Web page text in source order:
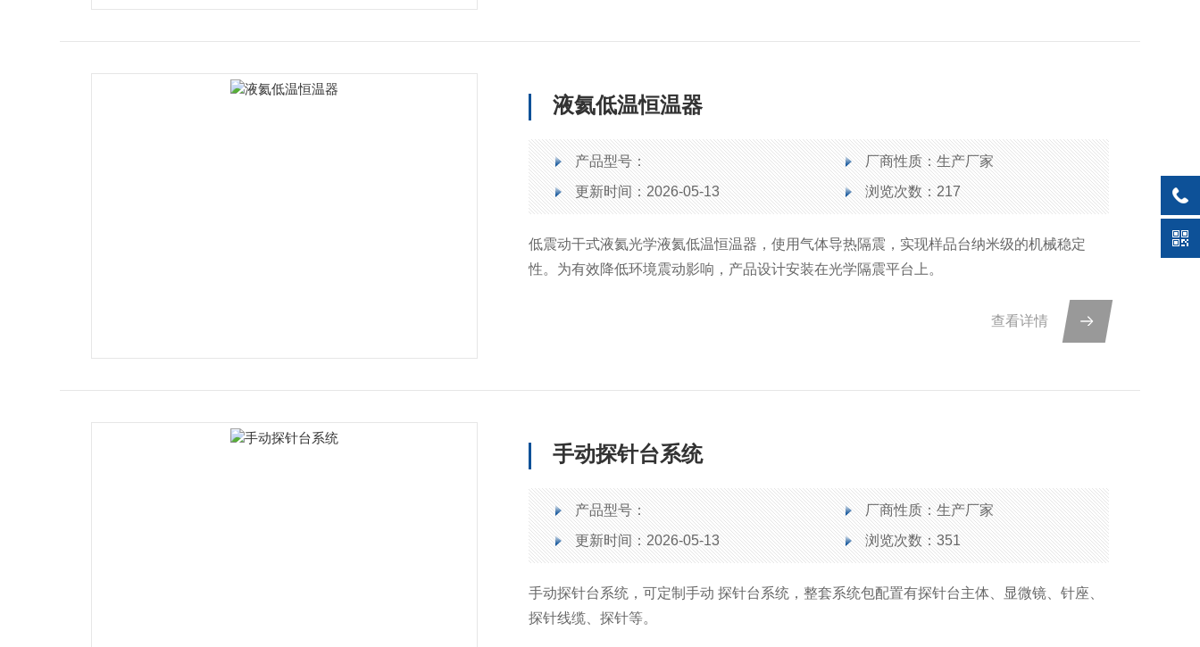
液氦低温恒温器
产品型号：
厂商性质：生产厂家
更新时间：2026-05-13
浏览次数：217
低震动干式液氦光学液氦低温恒温器，使用气体导热隔震，实现样品台纳米级的机械稳定
性。为有效降低环境震动影响，产品设计安装在光学隔震平台上。
查看详情
手动探针台系统
产品型号：
厂商性质：生产厂家
更新时间：2026-05-13
浏览次数：351
手动探针台系统，可定制手动 探针台系统，整套系统包配置有探针台主体、显微镜、针座、
探针线缆、探针等。